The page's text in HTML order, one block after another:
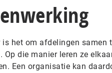
is het om afdelingen samen
Op die manier leren ze
Een organisatie kan